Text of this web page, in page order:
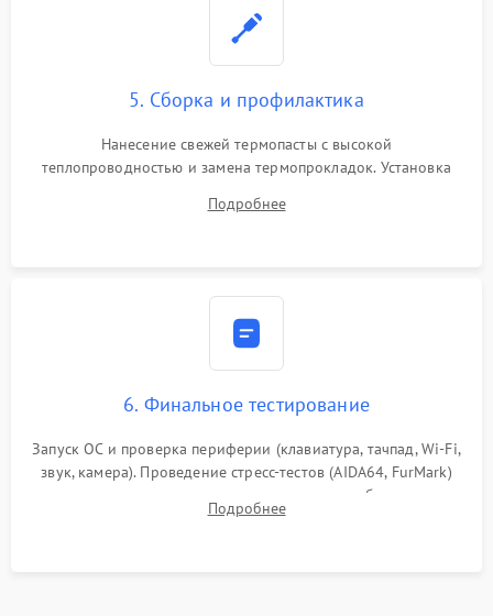
5. Сборка и профилактика
Нанесение свежей термопасты с высокой
теплопроводностью и замена термопрокладок. Установка
шлейфов, модулей памяти и накопителей. Предварительная
Подробнее
6. Финальное тестирование
Запуск ОС и проверка периферии (клавиатура, тачпад, Wi-Fi,
звук, камера). Проведение стресс-тестов (AIDA64, FurMark)
для контроля температурного режима и стабильности
системы под пиковой нагрузкой.
Подробнее